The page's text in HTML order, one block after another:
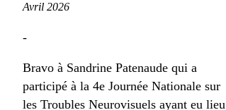
Avril 2026
-
Bravo à Sandrine Patenaude qui a
participé à la 4e Journée Nationale sur
les Troubles Neurovisuels ayant eu lieu